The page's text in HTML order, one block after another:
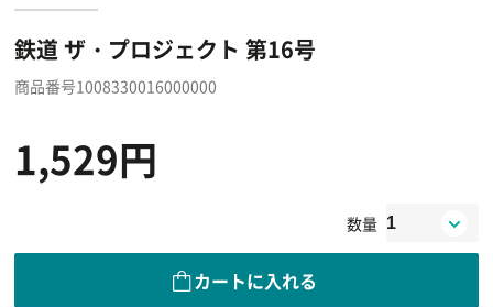
鉄道 ザ・プロジェクト 第16号
商品番号1008330016000000
1,529円
数量
カートに入れる